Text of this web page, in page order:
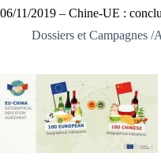
06/11/2019 – Chine-UE :
Dossiers et Campagnes /